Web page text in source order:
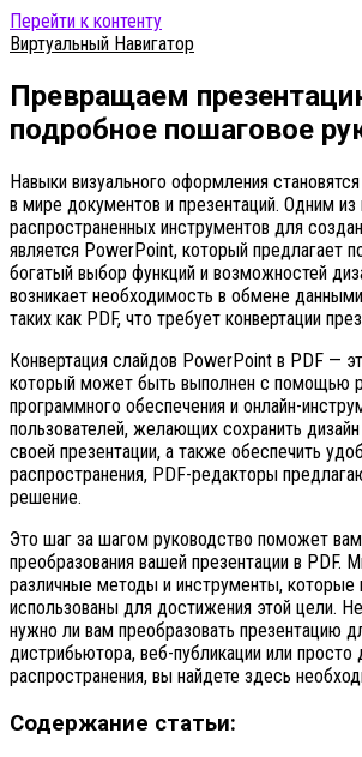
Перейти к контенту
Виртуальный Навигатор
Превращаем
подробное пошаговое
Навыки визуального оформления
в мире документов и презентаций. Одним из
распространенных инструментов для
является PowerPoint, который предлагает
богатый выбор функций и возможностей
возникает необходимость в обмене
таких как PDF, что требует конвертации
Конвертация слайдов PowerPoint в PDF —
который может быть выполнен с помощью
программного обеспечения и онлайн-
пользователей, желающих сохранить
своей презентации, а также обеспечить
распространения, PDF-редакторы
решение.
Это шаг за шагом руководство поможет
преобразования вашей презентации в PDF.
различные методы и инструменты, которые
использованы для достижения этой цели.
нужно ли вам преобразовать презентацию
дистрибьютора, веб-публикации или просто
распространения, вы найдете здесь
Содержание статьи: